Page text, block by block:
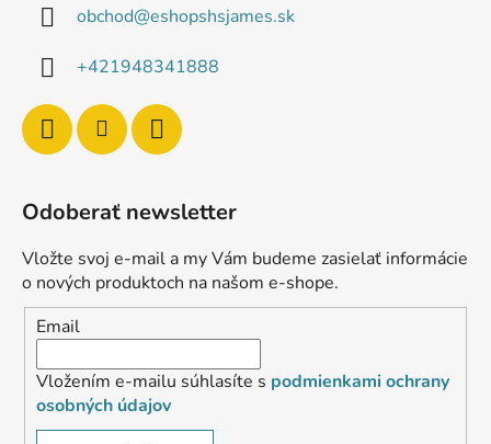
obchod@eshopshsjames.sk
+421948341888
Odoberať newsletter
Vložte svoj e-mail a my Vám budeme zasielať informácie
o nových produktoch na našom e-shope.
Email
Vložením e-mailu súhlasíte s podmienkami ochrany
osobných údajov